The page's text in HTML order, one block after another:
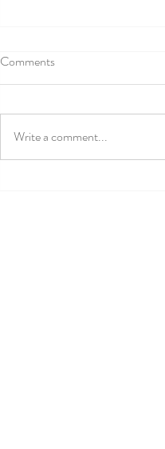
寵物繪畫班 Pet Drawing
Comments
Write a comment...